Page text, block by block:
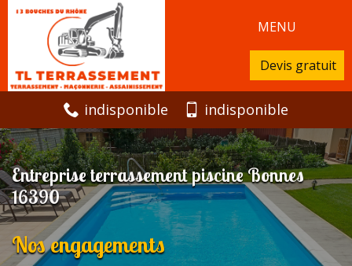
MENU
Devis gratuit
indisponible indisponible
Entreprise terrassement piscine Bonnes
16390
Nos engagements